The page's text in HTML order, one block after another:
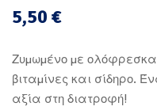
5,50 €
Ζυμωμένο με
βιταμίνες και σίδηρο.
αξία στη διατροφή!